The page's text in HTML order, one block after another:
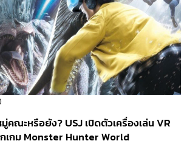
คณะหรือยัง? USJ เปิดตัวเครื่องเล่น VR
เกม Monster Hunter World